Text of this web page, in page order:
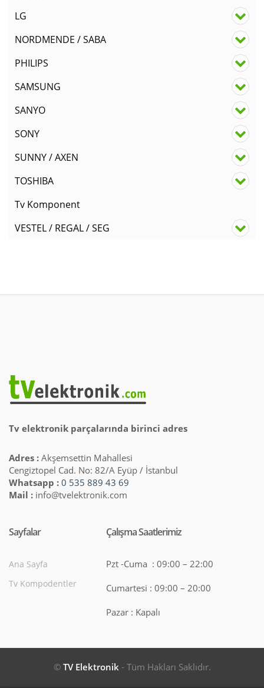
LG
NORDMENDE / SABA
PHILIPS
SAMSUNG
SANYO
SONY
SUNNY / AXEN
TOSHIBA
Tv Komponent
VESTEL / REGAL / SEG
Tv elektronik parçalarında birinci adres
Adres : Akşemsettin Mahallesi
Cengiztopel Cad. No: 82/A Eyüp / İstanbul
Whatsapp : 0 535 889 43 69
Mail : info@tvelektronik.com
Sayfalar
Ana Sayfa
Tv Kompodentler
Çalışma Saatlerimiz
Pzt -Cuma : 09:00 – 22:00
Cumartesi : 09:00 – 20:00
Pazar : Kapalı
© TV Elektronik- Tüm Hakları Saklıdır.